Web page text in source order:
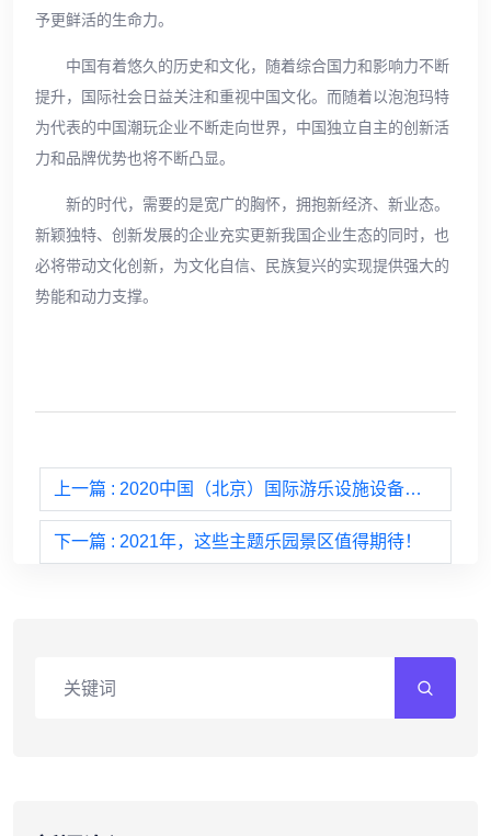
予更鲜活的生命力。
中国有着悠久的历史和文化，随着综合国力和影响力不断
提升，国际社会日益关注和重视中国文化。而随着以泡泡玛特
为代表的中国潮玩企业不断走向世界，中国独立自主的创新活
力和品牌优势也将不断凸显。
新的时代，需要的是宽广的胸怀，拥抱新经济、新业态。
新颖独特、创新发展的企业充实更新我国企业生态的同时，也
必将带动文化创新，为文化自信、民族复兴的实现提供强大的
势能和动力支撑。
上一篇 : 2020中国（北京）国际游乐设施设备博览会（第36届）顺利落幕
下一篇 : 2021年，这些主题乐园景区值得期待！